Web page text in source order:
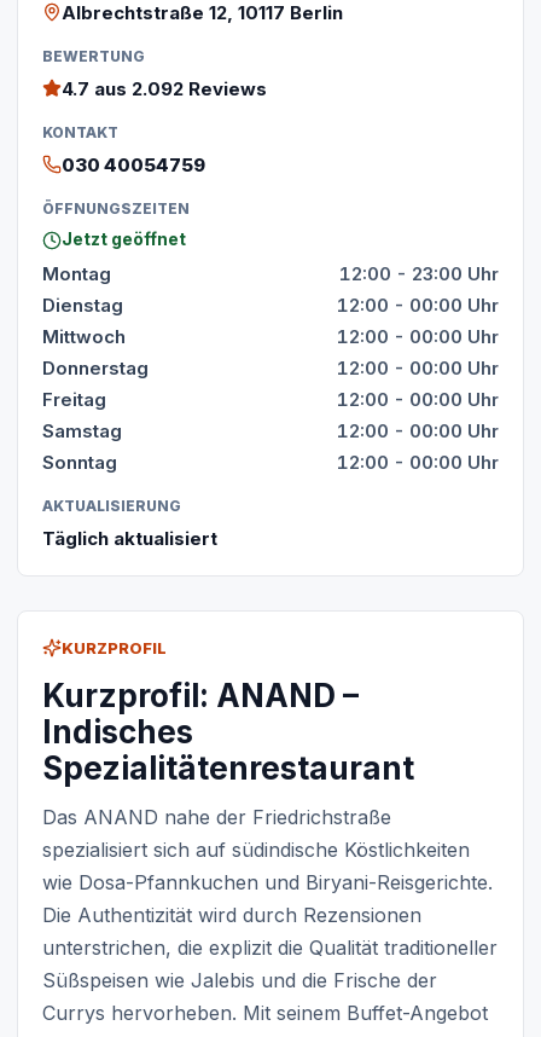
KURZPROFIL
Kurzprofil: ANAND –
Indisches
Spezialitätenrestaurant
Das ANAND nahe der Friedrichstraße
spezialisiert sich auf südindische Köstlichkeiten
wie Dosa-Pfannkuchen und Biryani-Reisgerichte.
Die Authentizität wird durch Rezensionen
unterstrichen, die explizit die Qualität traditioneller
Süßspeisen wie Jalebis und die Frische der
Currys hervorheben. Mit seinem Buffet-Angebot
Albrechtstraße 12, 10117 Berlin
BEWERTUNG
4.7 aus 2.092 Reviews
KONTAKT
030 40054759
ÖFFNUNGSZEITEN
Jetzt geöffnet
Montag
12:00 - 23:00 Uhr
Dienstag
12:00 - 00:00 Uhr
Mittwoch
12:00 - 00:00 Uhr
Donnerstag
12:00 - 00:00 Uhr
Freitag
12:00 - 00:00 Uhr
Samstag
12:00 - 00:00 Uhr
Sonntag
12:00 - 00:00 Uhr
AKTUALISIERUNG
Täglich aktualisiert